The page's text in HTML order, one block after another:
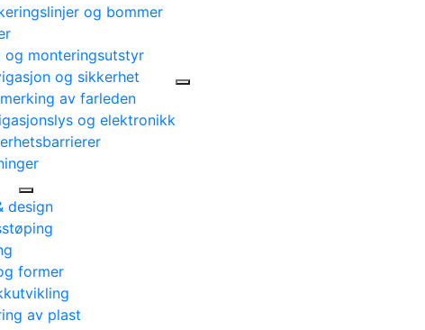
og bommer
og monteringsutstyr
og sikkerhet
av farleden
og elektronikk
design
former
av plast